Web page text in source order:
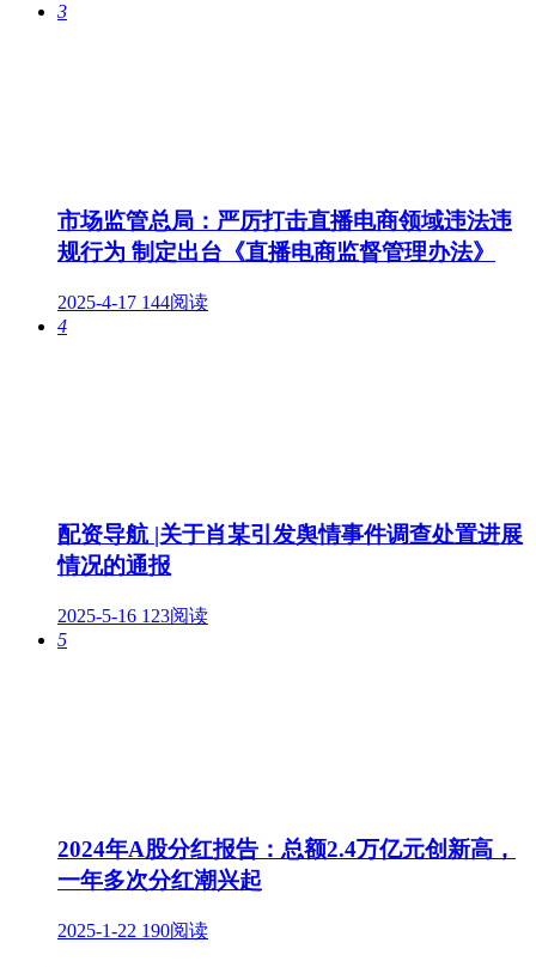
3
市场监管总局：严厉打击直播电商领域违法违
规行为 制定出台《直播电商监督管理办法》
2025-4-17 144阅读
4
配资导航 |关于肖某引发舆情事件调查处置进展
情况的通报
2025-5-16 123阅读
5
2024年A股分红报告：总额2.4万亿元创新高，
一年多次分红潮兴起
2025-1-22 190阅读